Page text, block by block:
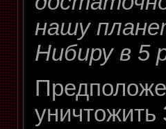
нашу
Нибиру в 5